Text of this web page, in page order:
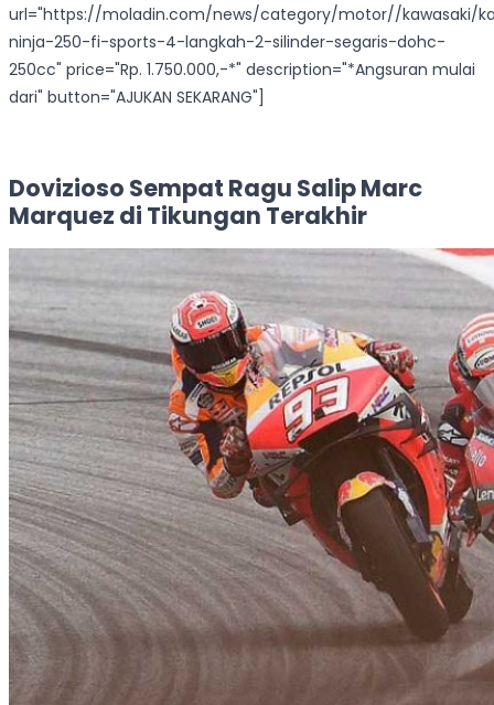
url="https://moladin.com/news/category/motor//kawasaki/
ninja-250-fi-sports-4-langkah-2-silinder-segaris-dohc-
250cc" price="Rp. 1.750.000,-*" description="*Angsuran mulai
dari" button="AJUKAN SEKARANG"]
Dovizioso Sempat Ragu Salip Marc
Marquez di Tikungan Terakhir